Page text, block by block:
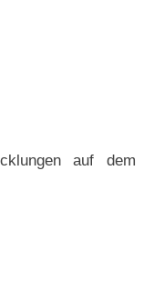
auf dem